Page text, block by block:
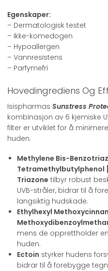
Egenskaper:
– Dermatologisk testet
– Ikke-komedogen
– Hypoallergen
– Vannresistens
– Parfymefri
Hovedingrediens Og
Isispharmas Sunstress
kombinasjon av 6 kjemiske
filter er utviklet for å
huden.
Methylene Bis-
Tetramethylbutylphenol
Triazone tilbyr robust
UVB-stråler, bidrar til å
langsiktig hudskade.
Ethylhexyl
mens de opprettholder
huden.
Ectoin styrker hudens
bidrar til å forebygge